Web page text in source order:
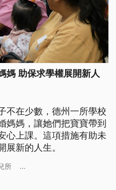
媽 助保求學權展開新人
不在少數，德州一所學校
媽媽，讓她們把寶寶帶到
心上課。這項措施有助未
展新的人生。
所 ...